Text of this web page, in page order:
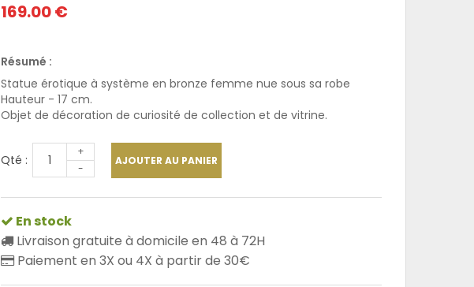
169.00 €
Résumé :
Statue érotique à système en bronze femme nue sous sa robe
Hauteur - 17 cm.
Objet de décoration de curiosité de collection et de vitrine.
Qté :
+
-
AJOUTER AU PANIER
En stock
Livraison gratuite à domicile en 48 à 72H
Paiement en 3X ou 4X à partir de 30€